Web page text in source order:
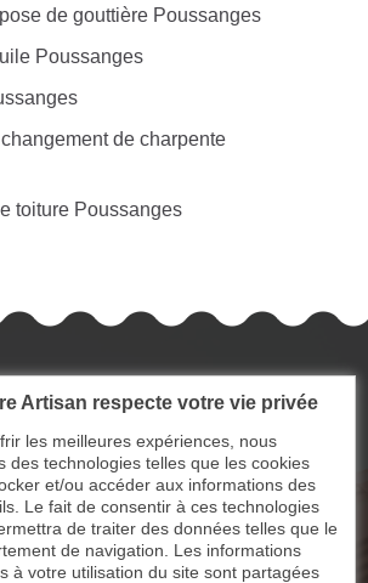
de gouttière Poussanges
Poussanges
de charpente
toiture Poussanges
Artisan respecte votre vie privée
les meilleures expériences, nous
des technologies telles que les cookies
et/ou accéder aux informations des
Le fait de consentir à ces technologies
de traiter des données telles que le
de navigation. Les informations
à votre utilisation du site sont partagées